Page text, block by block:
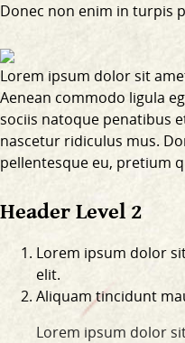
Donec non enim in turpis
Lorem ipsum dolor sit
Aenean commodo ligula
sociis natoque penatibus
nascetur ridiculus mus.
pellentesque eu, pretium
Header Level 2
Lorem ipsum dolor
elit.
Aliquam tincidunt
Lorem ipsum dolor